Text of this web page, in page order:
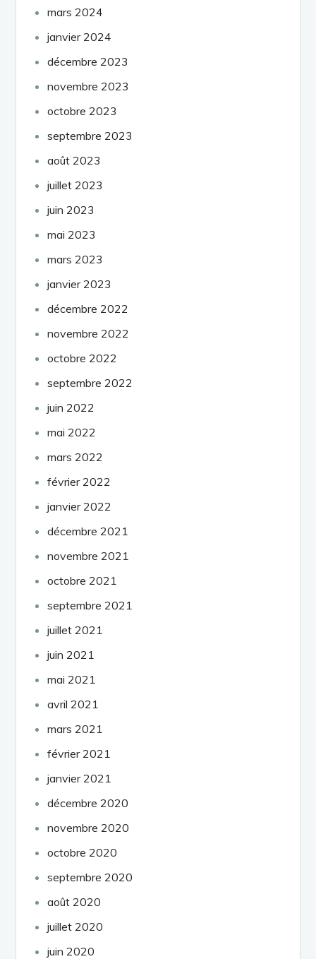
mars 2024
janvier 2024
décembre 2023
novembre 2023
octobre 2023
septembre 2023
août 2023
juillet 2023
juin 2023
mai 2023
mars 2023
janvier 2023
décembre 2022
novembre 2022
octobre 2022
septembre 2022
juin 2022
mai 2022
mars 2022
février 2022
janvier 2022
décembre 2021
novembre 2021
octobre 2021
septembre 2021
juillet 2021
juin 2021
mai 2021
avril 2021
mars 2021
février 2021
janvier 2021
décembre 2020
novembre 2020
octobre 2020
septembre 2020
août 2020
juillet 2020
juin 2020